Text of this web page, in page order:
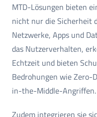
MTD-Lösungen bieten
nicht nur die Sicherheit
Netzwerke, Apps und
das Nutzerverhalten,
Echtzeit und bieten
Bedrohungen wie Zero-
in-the-Middle-Angriffen.
Zudem integrieren sie